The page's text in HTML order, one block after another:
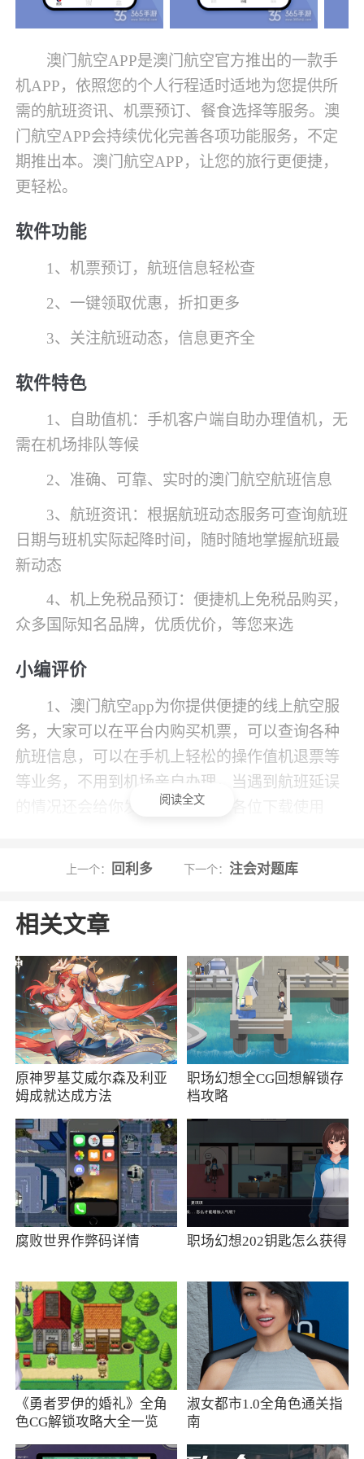
澳门航空APP是澳门航空官方推出的一款手
机APP，依照您的个人行程适时适地为您提供所
需的航班资讯、机票预订、餐食选择等服务。澳
门航空APP会持续优化完善各项功能服务，不定
期推出本。澳门航空APP，让您的旅行更便捷，
更轻松。
软件功能
1、机票预订，航班信息轻松查
2、一键领取优惠，折扣更多
3、关注航班动态，信息更齐全
软件特色
1、自助值机：手机客户端自助办理值机，无
需在机场排队等候
2、准确、可靠、实时的澳门航空航班信息
3、航班资讯：根据航班动态服务可查询航班
日期与班机实际起降时间，随时随地掌握航班最
新动态
4、机上免税品预订：便捷机上免税品购买，
众多国际知名品牌，优质优价，等您来选
小编评价
1、澳门航空app为你提供便捷的线上航空服
务，大家可以在平台内购买机票，可以查询各种
航班信息，可以在手机上轻松的操作值机退票等
等业务，不用到机场亲自办理，当遇到航班延误
的情况还会给你发送提醒，欢迎各位下载使用
为旅客朋友提供舒适、满意的飞机乘坐服务，拥
诸多服务项目，非常便捷完善，需要的朋友欢迎
3、澳门航空app，一款集航班查询、预付行
李、机票预订、航班动态查看等多种功能，一键
领取优惠，价格更低，福利更多，时刻关注最新
航班动态资讯，享受舒适的机票预订服务
更新日志
修复了已知的问题
更新日志
修复了已知问题
修复已知问题，支持kakaopay
更新日志
修复了已知问题
阅读全文
上一个： 回利多 下一个：注会对题库
相关文章
原神罗基艾威尔森及利亚
姆成就达成方法
职场幻想全CG回想解锁存
档攻略
腐败世界作弊码详情 职场幻想202钥匙怎么获得
《勇者罗伊的婚礼》全角
色CG解锁攻略大全一览
淑女都市1.0全角色通关指
南